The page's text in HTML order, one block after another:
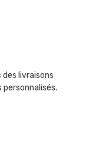
des livraisons